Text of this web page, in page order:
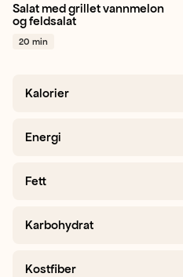
Vannmelon
Aprikos
Salat med grillet vannmelon
og feldsalat
20 min
Kalorier
Energi
Fett
Karbohydrat
Kostfiber